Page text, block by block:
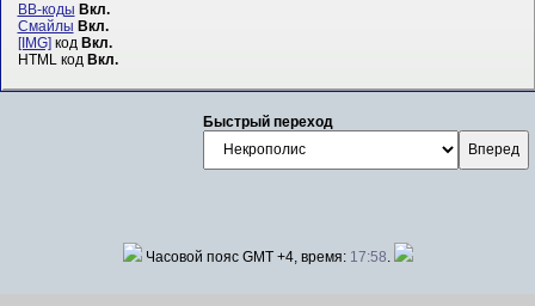
BB-коды Вкл.
Смайлы Вкл.
[IMG] код Вкл.
HTML код Вкл.
Быстрый переход
Часовой пояс GMT +4, время: 17:58